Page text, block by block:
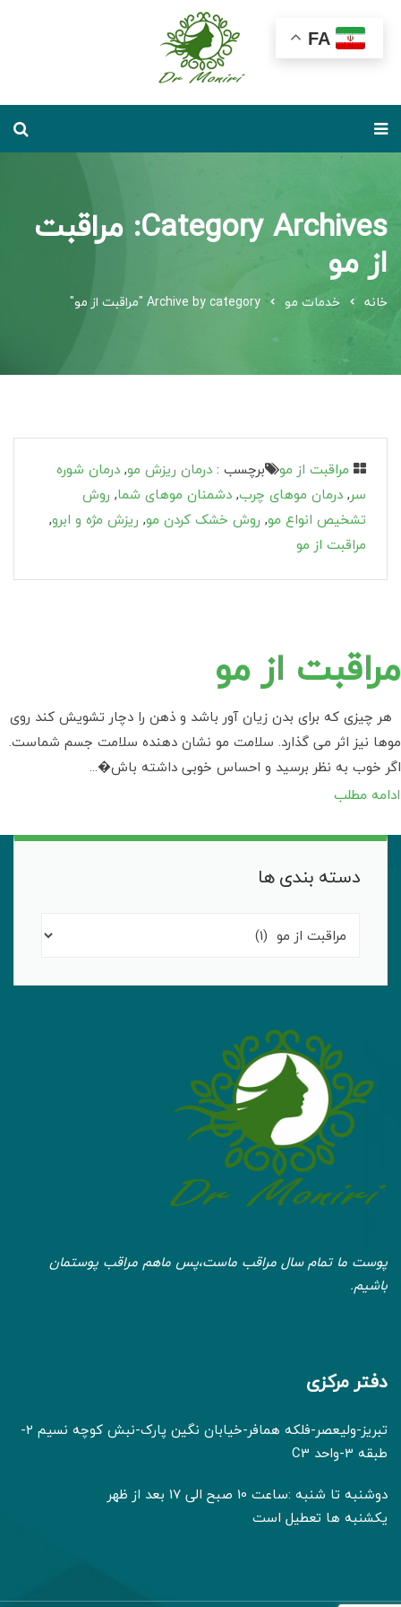
Category Archives: مراقبت
از مو
خانه خدمات مو Archive by category "مراقبت از مو"
مراقبت از مو برچسب :درمان ریزش مو,درمان شوره
سر,درمان موهای چرب,دشمنان موهای شما, روش
تشخیص انواع مو, روش خشک کردن مو, ریزش مژه و ابرو,
مراقبت از مو
مراقبت از مو
هر چیزی که برای بدن زیان آور باشد و ذهن را دچار تشویش کند روی
موها نیز اثر می گذارد. سلامت مو نشان دهنده سلامت جسم شماست.
اگر خوب به نظر برسید و احساس خوبی داشته باش�...
ادامه مطلب
دسته بندی ها
پوست ما تمام سال مراقب ماست،پس ماهم مراقب پوستمان
باشیم.
دفتر مرکزی
تبریز-ولیعصر-فلکه همافر-خیابان نگین پارک-نبش کوچه نسیم 2-
طبقه 3-واحد C3
دوشنبه تا شنبه :ساعت 10 صبح الی 17 بعد از ظهر
یکشنبه ها تعطیل است
FA